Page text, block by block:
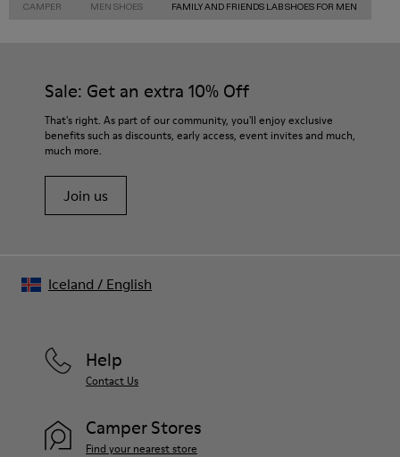
CAMPER MEN SHOES FAMILY AND FRIENDS LAB SHOES FOR MEN
Sale: Get an extra 10% Off
That's right. As part of our community, you'll enjoy exclusive
benefits such as discounts, early access, event invites and much,
much more.
Join us
Help
Contact Us
Camper Stores
Find your nearest store
Iceland / English